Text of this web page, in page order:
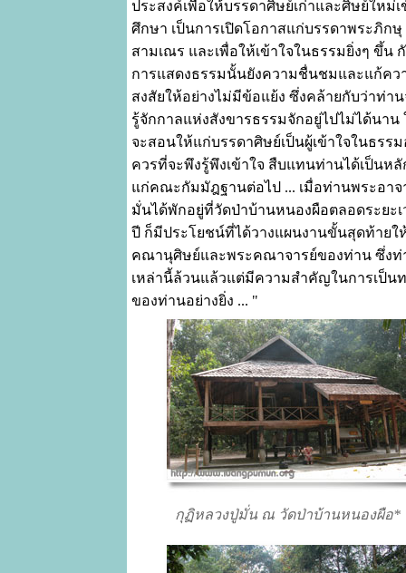
ประสงค์เพื่อให้บรรดาศิษย์เก่าและศิษย์ใหม่เ
ศึกษา เป็นการเปิดโอกาสแก่บรรดาพระภิกษุ
สามเณร และเพื่อให้เข้าใจในธรรมยิ่งๆ ขึ้น
การแสดงธรรมนั้นยังความชื่นชมและแก้คว
สงสัยให้อย่างไม่มีข้อแย้ง ซึ่งคล้ายกับว่าท่าน
รู้จักกาลแห่งสังขารธรรมจักอยู่ไปไม่ได้นาน
จะสอนให้แก่บรรดาศิษย์เป็นผู้เข้าใจในธรร
ควรที่จะพึงรู้พึงเข้าใจ สืบแทนท่านได้เป็นห
แก่คณะกัมมัฎฐานต่อไป ... เมื่อท่านพระอาจ
มั่นได้พักอยู่ที่วัดป่าบ้านหนองผือตลอดระยะ
ปี ก็มีประโยชน์ที่ได้วางแผนงานขั้นสุดท้ายใ
คณานุศิษย์และพระคณาจารย์ของท่าน ซึ่งท่
เหล่านี้ล้วนแล้วแต่มีความสำคัญในการเป็น
ของท่านอย่างยิ่ง ... "
กุฏิหลวงปู่มั่น ณ วัดป่าบ้านหนองผือ*